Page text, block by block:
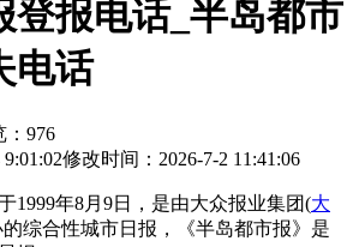
登报电话_半岛都市
电话
：976
修改时间：2026-7-2 11:41:06
1999年8月9日，是由大众报业集团(大
综合性城市日报，《半岛都市报》是